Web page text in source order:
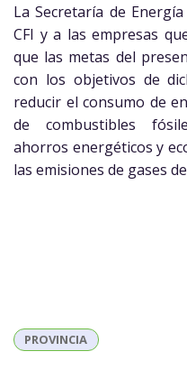
La Secretaría de
CFI y a las empresas
que las metas del
con los objetivos de
reducir el consumo de
de combustibles
ahorros energéticos y
las emisiones de gases
PROVINCIA